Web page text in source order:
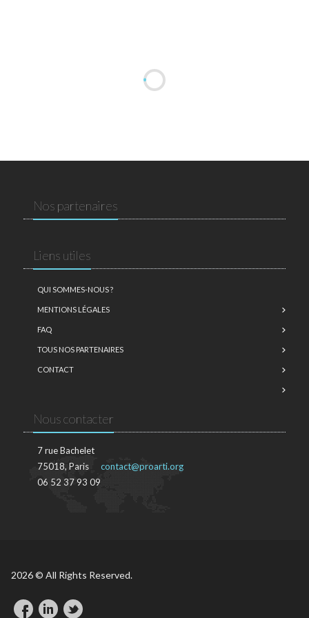
Nos partenaires
Liens utiles
QUI SOMMES-NOUS ?
MENTIONS LÉGALES
FAQ
TOUS NOS PARTENAIRES
CONTACT
Nous contacter
7 rue Bachelet
75018, Paris
06 52 37 93 09
contact@proarti.org
2026 © All Rights Reserved.